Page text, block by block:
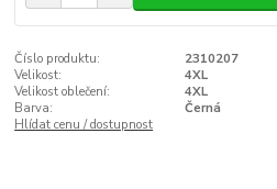
Číslo produktu:
2310207
Velikost:
4XL
Velikost oblečení:
4XL
Barva:
Černá
Hlídat cenu / dostupnost